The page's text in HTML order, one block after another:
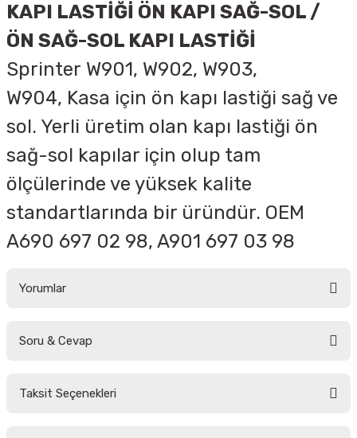
KAPI LASTİĞİ ÖN KAPI SAĞ-SOL /
ÖN SAĞ-SOL KAPI LASTİĞİ
Sprinter W901, W902, W903,
W904, Kasa için ön kapı lastiği sağ ve
sol. Yerli üretim olan kapı lastiği ön
sağ-sol kapılar için olup tam
ölçülerinde ve yüksek kalite
standartlarında bir üründür. OEM
A690 697 02 98, A901 697 03 98
Yorumlar
Soru & Cevap
Taksit Seçenekleri